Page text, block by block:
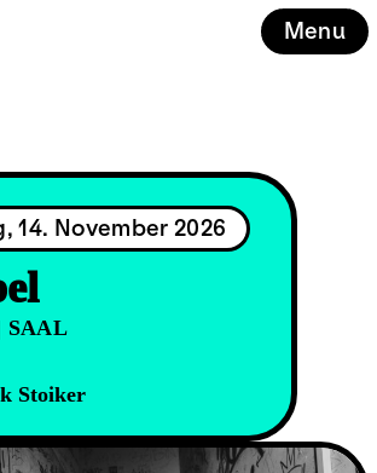
Menu
14. November 2026
SAAL
Stoiker